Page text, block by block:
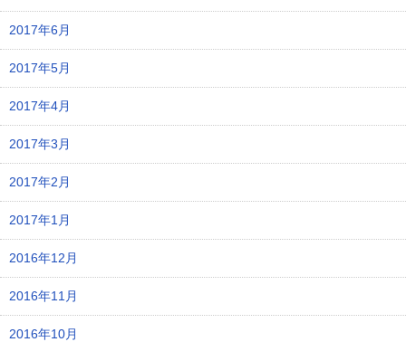
2017年6月
2017年5月
2017年4月
2017年3月
2017年2月
2017年1月
2016年12月
2016年11月
2016年10月